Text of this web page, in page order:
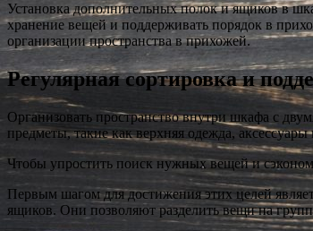
Установка дополнительных полок и ящиков в
хранение вещей и поддерживать порядок в
организации пространства в прихожей.
Регулярная сортировка и
Организовать пространство внутри шкафа с
предметы, такие как верхняя одежда,
Чтобы упростить поиск нужных вещей и
Первым шагом для достижения этих целей
ящиков. Они позволяют разделить вещи на